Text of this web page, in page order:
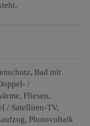
Bad mit
/
Fliesen
/ Satelliten-TV
Photovoltaik